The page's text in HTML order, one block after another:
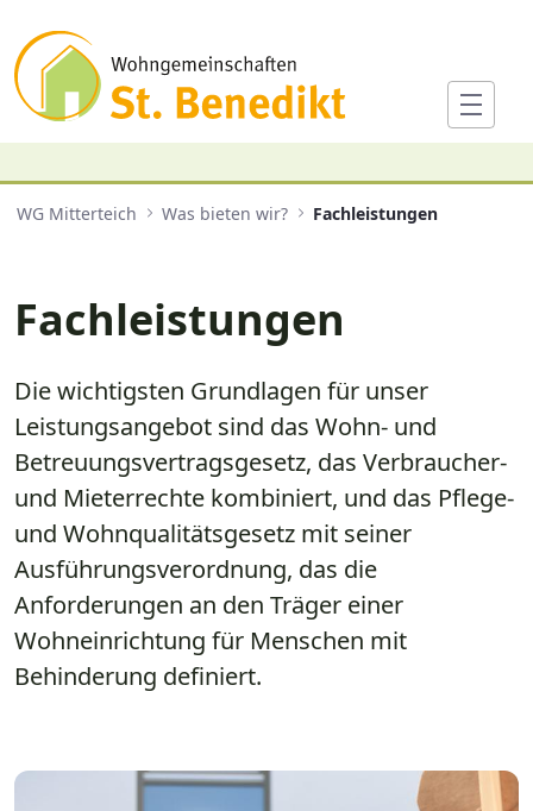
Fachleistungen
WG Mitterteich Was bieten wir? Fachleistungen
Fachleistungen
Die wichtigsten Grundlagen für unser
Leistungsangebot sind das Wohn- und
Betreuungsvertragsgesetz, das Verbraucher-
und Mieterrechte kombiniert, und das Pflege-
und Wohnqualitätsgesetz mit seiner
Ausführungsverordnung, das die
Anforderungen an den Träger einer
Wohneinrichtung für Menschen mit
Behinderung definiert.